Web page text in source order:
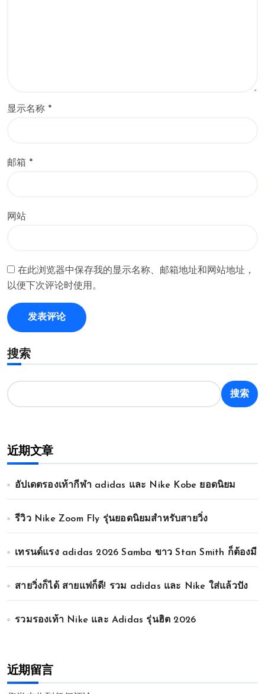
显示名称 *
邮箱 *
网站
在此浏览器中保存我的显示名称、邮箱地址和网站地址，
以便下次评论时使用。
搜索
搜索
近期文章
อัปเดตรองเท้ากีฬา adidas และ Nike Kobe ยอดนิยม
รีวิว Nike Zoom Fly รุ่นยอดนิยมสำหรับสายวิ่ง
เทรนด์แรง adidas 2026 Samba ขาว Stan Smith ก็ต้องมี
สายวิ่งก็ได้ สายแฟก็ดี! รวม adidas และ Nike ใส่แล้วปัง
รวมรองเท้า Nike และ Adidas รุ่นฮิต 2026
近期留言